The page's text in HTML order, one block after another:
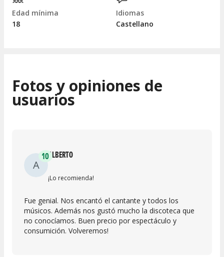
Edad mínima
18
Idiomas
Castellano
Fotos y opiniones de
usuarios
A
10ALBERTO
¡Lo recomienda!
Fue genial. Nos encantó el cantante y todos los
músicos. Además nos gustó mucho la discoteca que
no conocíamos. Buen precio por espectáculo y
consumición. Volveremos!